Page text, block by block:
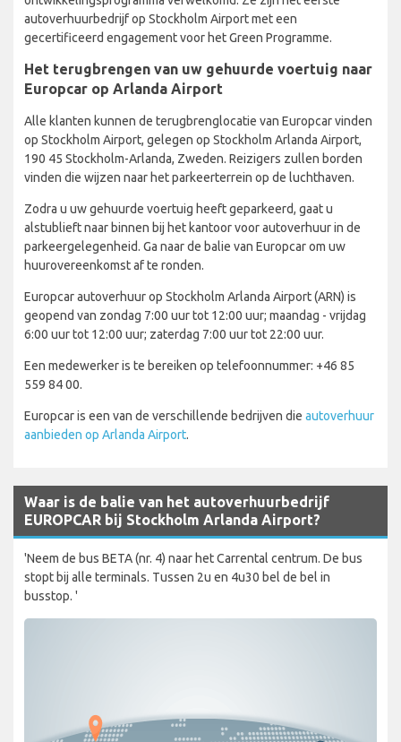
autoverhuurbedrijf op Stockholm Airport met een
gecertificeerd engagement voor het Green Programme.
Het terugbrengen van uw gehuurde voertuig naar
Europcar op Arlanda Airport
Alle klanten kunnen de terugbrenglocatie van Europcar vinden
op Stockholm Airport, gelegen op Stockholm Arlanda Airport,
190 45 Stockholm-Arlanda, Zweden. Reizigers zullen borden
vinden die wijzen naar het parkeerterrein op de luchthaven.
Zodra u uw gehuurde voertuig heeft geparkeerd, gaat u
alstublieft naar binnen bij het kantoor voor autoverhuur in de
parkeergelegenheid. Ga naar de balie van Europcar om uw
huurovereenkomst af te ronden.
Europcar autoverhuur op Stockholm Arlanda Airport (ARN) is
geopend van zondag 7:00 uur tot 12:00 uur; maandag - vrijdag
6:00 uur tot 12:00 uur; zaterdag 7:00 uur tot 22:00 uur.
Een medewerker is te bereiken op telefoonnummer: +46 85
559 84 00.
Europcar is een van de verschillende bedrijven die autoverhuur
aanbieden op Arlanda Airport.
Waar is de balie van het autoverhuurbedrijf
EUROPCAR bij Stockholm Arlanda Airport?
'Neem de bus BETA (nr. 4) naar het Carrental centrum. De bus
stopt bij alle terminals. Tussen 2u en 4u30 bel de bel in
busstop. '